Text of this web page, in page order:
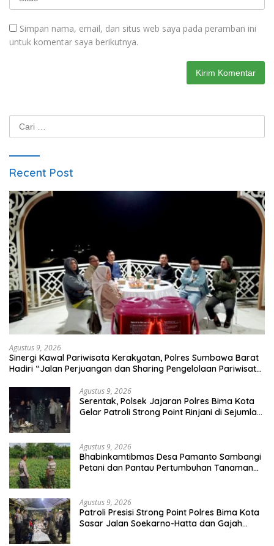
Simpan nama, email, dan situs web saya pada peramban ini
untuk komentar saya berikutnya.
Cari
untuk:
Recent Post
Agustus 9, 2026
Sinergi Kawal Pariwisata Kerakyatan, Polres Sumbawa Barat
Hadiri “Jalan Perjuangan dan Sharing Pengelolaan Pariwisata
Agustus 9, 2026
Serentak, Polsek Jajaran Polres Bima Kota
Gelar Patroli Strong Point Rinjani di Sejumlah
Agustus 9, 2026
Bhabinkamtibmas Desa Pamanto Sambangi
Petani dan Pantau Pertumbuhan Tanaman
Agustus 9, 2026
Patroli Presisi Strong Point Polres Bima Kota
Sasar Jalan Soekarno-Hatta dan Gajah